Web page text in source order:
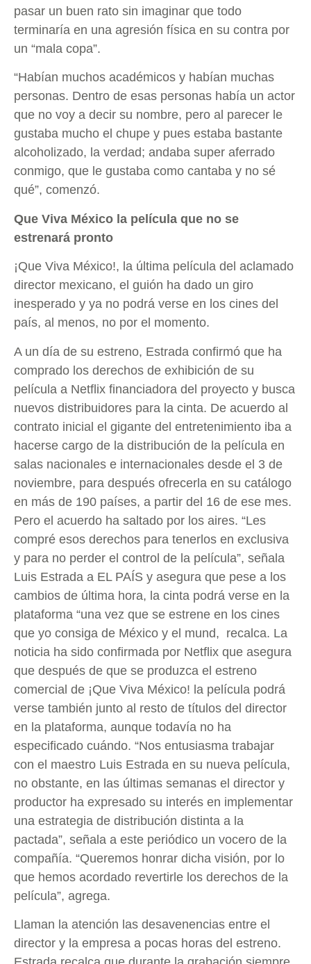
pasar un buen rato sin imaginar que todo
terminaría en una agresión física en su contra por
un “mala copa”.
“Habían muchos académicos y habían muchas
personas. Dentro de esas personas había un actor
que no voy a decir su nombre, pero al parecer le
gustaba mucho el chupe y pues estaba bastante
alcoholizado, la verdad; andaba super aferrado
conmigo, que le gustaba como cantaba y no sé
qué”, comenzó.
Que Viva México la película que no se
estrenará pronto
¡Que Viva México!, la última película del aclamado
director mexicano, el guión ha dado un giro
inesperado y ya no podrá verse en los cines del
país, al menos, no por el momento.
A un día de su estreno, Estrada confirmó que ha
comprado los derechos de exhibición de su
película a Netflix financiadora del proyecto y busca
nuevos distribuidores para la cinta. De acuerdo al
contrato inicial el gigante del entretenimiento iba a
hacerse cargo de la distribución de la película en
salas nacionales e internacionales desde el 3 de
noviembre, para después ofrecerla en su catálogo
en más de 190 países, a partir del 16 de ese mes.
Pero el acuerdo ha saltado por los aires. “Les
compré esos derechos para tenerlos en exclusiva
y para no perder el control de la película”, señala
Luis Estrada a EL PAÍS y asegura que pese a los
cambios de última hora, la cinta podrá verse en la
plataforma “una vez que se estrene en los cines
que yo consiga de México y el mund, recalca. La
noticia ha sido confirmada por Netflix que asegura
que después de que se produzca el estreno
comercial de ¡Que Viva México! la película podrá
verse también junto al resto de títulos del director
en la plataforma, aunque todavía no ha
especificado cuándo. “Nos entusiasma trabajar
con el maestro Luis Estrada en su nueva película,
no obstante, en las últimas semanas el director y
productor ha expresado su interés en implementar
una estrategia de distribución distinta a la
pactada”, señala a este periódico un vocero de la
compañía. “Queremos honrar dicha visión, por lo
que hemos acordado revertirle los derechos de la
película”, agrega.
Llaman la atención las desavenencias entre el
director y la empresa a pocas horas del estreno.